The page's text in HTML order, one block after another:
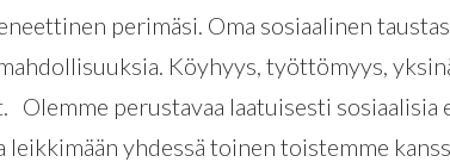
perimäsi. Oma sosiaalinen
Köyhyys, työttömyys,
Olemme perustavaa laatuisesti sosiaalisia
leikkimään yhdessä toinen toistemme